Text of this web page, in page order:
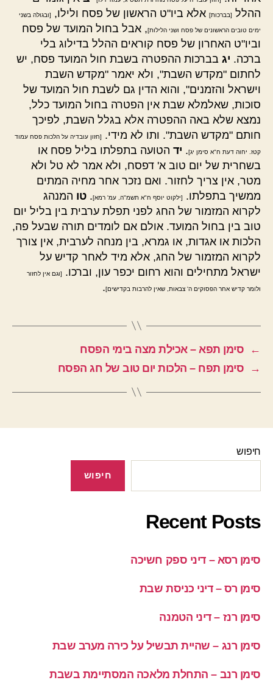
ההלל [בברכות] אלא ביו"ט הראשון של פסח ולילו, [ובגולה בשני
ימים טובים הראשונים של פסח ושני הלילות], אבל בחול המועד של פסח
וביו"ט האחרון של פסח קוראים ההלל בדילוג בלי
ברכה. יג בברכות ההפטרה בשבת חול המועד פסח, יש
לחתום "מקדש השבת", ולא יאמר "מקדש השבת
וישראל והזמנים", והוא הדין גם לשבת חול המועד של
סוכות, שאלמלא שבת אין הפטרה בחול המועד כלל,
נמצא שלא באה ההפטרה אלא בגלל השבת, לפיכך
חותם "מקדש השבת". ותו לא מידי.
[חזון עובדיה על הלכות פסח עמוד
קטז. יחוה דעת ח"א סימן יג]. יד הטועה בתפלתו בליל פסח או
בשחרית של יום טוב א' דפסח, ולא אמר לא טל ולא
מטר, אין צריך לחזור. ואם נזכר אחר מחיה המתים
ממשיך בתפלתו.
[ילקוט יוסף ח"א תשמ"ה, עמ' רמא]. טו המנהג
לקרוא המזמור של החג לפני תפלת ערבית בין בליל יום
טוב בין בחול המועד. אולם אם לומדים תורה שבעל פה,
הלכות או אגדות, או גמרא, בין מנחה לערבית, אין צורך
לקרוא המזמור של החג, אלא מיד לאחר קדיש על
ישראל מתחילים והוא רחום יכפר עון, וברכו.
[וגם אין לחזור
ולומר קדיש אחר הפסוקים ה' צבאות, שאין להרבות בקדישים].
←
סימן תפא – אכילת מצה בימי הפסח
→
סימן תפח – הלכות יום טוב של חג הפסח
חיפוש
חיפוש
Recent Posts
סימן רסא – דיני ספק חשיכה
סימן רס – דיני כניסת שבת
סימן רנז – דיני הטמנה
סימן רנג – שהיית תבשיל על כירה מערב שבת
סימן רנב – התחלת מלאכה המסתיימת בשבת